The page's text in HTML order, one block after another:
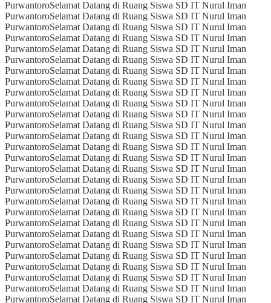
PurwantoroSelamat Datang di Ruang Siswa SD IT Nurul Iman
PurwantoroSelamat Datang di Ruang Siswa SD IT Nurul Iman
PurwantoroSelamat Datang di Ruang Siswa SD IT Nurul Iman
PurwantoroSelamat Datang di Ruang Siswa SD IT Nurul Iman
PurwantoroSelamat Datang di Ruang Siswa SD IT Nurul Iman
PurwantoroSelamat Datang di Ruang Siswa SD IT Nurul Iman
PurwantoroSelamat Datang di Ruang Siswa SD IT Nurul Iman
PurwantoroSelamat Datang di Ruang Siswa SD IT Nurul Iman
PurwantoroSelamat Datang di Ruang Siswa SD IT Nurul Iman
PurwantoroSelamat Datang di Ruang Siswa SD IT Nurul Iman
PurwantoroSelamat Datang di Ruang Siswa SD IT Nurul Iman
PurwantoroSelamat Datang di Ruang Siswa SD IT Nurul Iman
PurwantoroSelamat Datang di Ruang Siswa SD IT Nurul Iman
PurwantoroSelamat Datang di Ruang Siswa SD IT Nurul Iman
PurwantoroSelamat Datang di Ruang Siswa SD IT Nurul Iman
PurwantoroSelamat Datang di Ruang Siswa SD IT Nurul Iman
PurwantoroSelamat Datang di Ruang Siswa SD IT Nurul Iman
PurwantoroSelamat Datang di Ruang Siswa SD IT Nurul Iman
PurwantoroSelamat Datang di Ruang Siswa SD IT Nurul Iman
PurwantoroSelamat Datang di Ruang Siswa SD IT Nurul Iman
PurwantoroSelamat Datang di Ruang Siswa SD IT Nurul Iman
PurwantoroSelamat Datang di Ruang Siswa SD IT Nurul Iman
PurwantoroSelamat Datang di Ruang Siswa SD IT Nurul Iman
PurwantoroSelamat Datang di Ruang Siswa SD IT Nurul Iman
PurwantoroSelamat Datang di Ruang Siswa SD IT Nurul Iman
PurwantoroSelamat Datang di Ruang Siswa SD IT Nurul Iman
PurwantoroSelamat Datang di Ruang Siswa SD IT Nurul Iman
PurwantoroSelamat Datang di Ruang Siswa SD IT Nurul Iman